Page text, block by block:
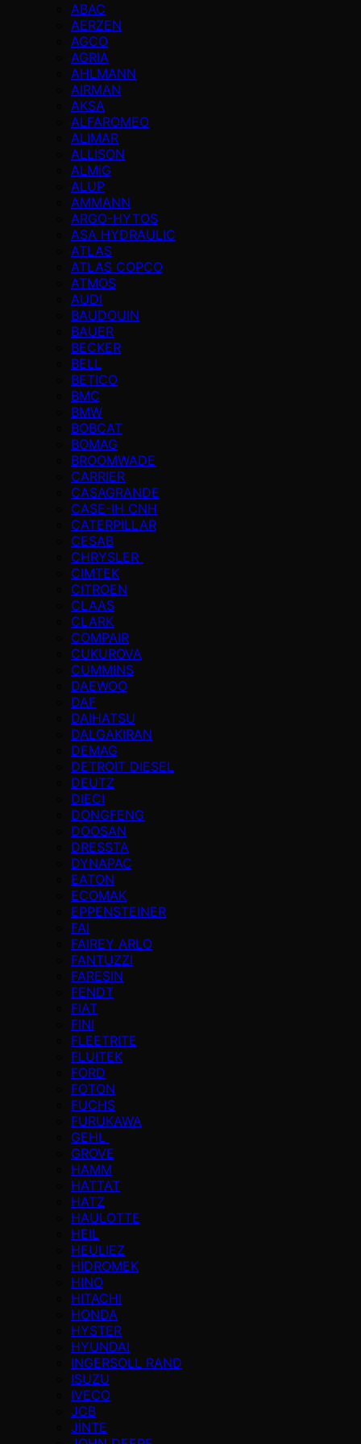
ABAC
AERZEN
AGCO
AGRIA
AHLMANN
AIRMAN
AKSA
ALFAROMEO
ALIMAR
ALLISON
ALMiG
ALUP
AMMANN
ARGO-HYTOS
ASA HYDRAULIC
ATLAS
ATLAS COPCO
ATMOS
AUDI
BAUDOUIN
BAUER
BECKER
BELL
BETICO
BMC
BMW
BOBCAT
BOMAG
BROOMWADE
CARRIER
CASAGRANDE
CASE-IH CNH
CATERPILLAR
CESAB
CHRYSLER
CIMTEK
CITROEN
CLAAS
CLARK
COMPAIR
CUKUROVA
CUMMINS
DAEWOO
DAF
DAIHATSU
DALGAKIRAN
DEMAG
DETROIT DIESEL
DEUTZ
DIECI
DONGFENG
DOOSAN
DRESSTA
DYNAPAC
EATON
ECOMAK
EPPENSTEINER
FAI
FAIREY ARLO
FANTUZZI
FARESIN
FENDT
FIAT
FINI
FLEETRITE
FLUITEK
FORD
FOTON
FUCHS
FURUKAWA
GEHL
GROVE
HAMM
HATTAT
HATZ
HAULOTTE
HEIL
HEULIEZ
HİDROMEK
HINO
HITACHI
HONDA
HYSTER
HYUNDAI
INGERSOLL RAND
ISUZU
IVECO
JCB
JİNTE